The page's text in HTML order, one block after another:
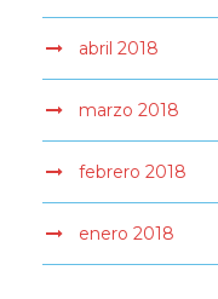
abril 2018
marzo 2018
febrero 2018
enero 2018